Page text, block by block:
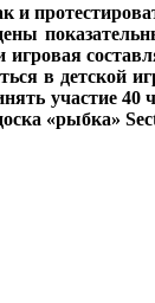
и
в детской
участие 40
«рыбка»